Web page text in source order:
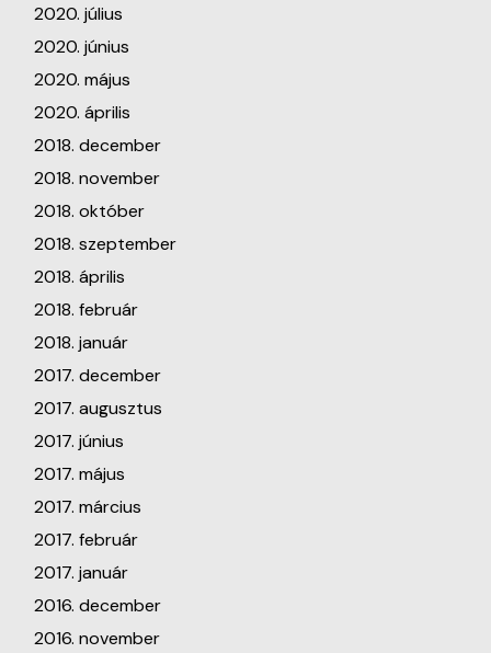
2020. július
2020. június
2020. május
2020. április
2018. december
2018. november
2018. október
2018. szeptember
2018. április
2018. február
2018. január
2017. december
2017. augusztus
2017. június
2017. május
2017. március
2017. február
2017. január
2016. december
2016. november